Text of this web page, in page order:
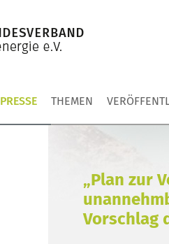
PRESSE THEMEN
„Plan zur
Vorschlag